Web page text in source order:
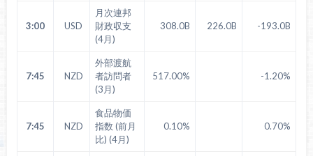
3:00 USD
月次連邦
財政収支
(4月)
308.0B 226.0B -193.0B
7:45 NZD
外部渡航
者訪問者
(3月)
517.00% -1.20%
7:45 NZD
食品物価
指数 (前月
比) (4月)
0.10% 0.70%